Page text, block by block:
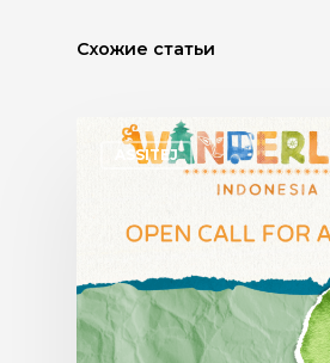
Схожие статьи
ASSITEJ